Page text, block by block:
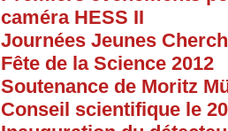
caméra HESS II
Journées Jeunes
Fête de la Science 2012
Soutenance de Moritz
Conseil scientifique le